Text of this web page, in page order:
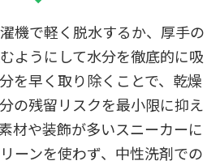
機で軽く脱水するか、厚手の
ようにして水分を徹底的に吸
を早く取り除くことで、乾燥
の残留リスクを最小限に抑え
材や装飾が多いスニーカーに
ーンを使わず、中性洗剤での